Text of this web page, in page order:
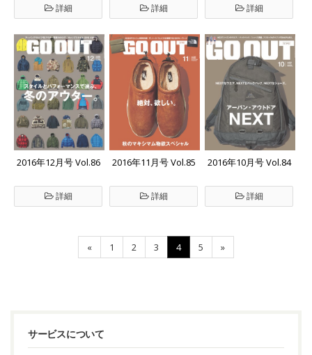
詳細 詳細 詳細
2016年12月号 Vol.86
詳細
2016年11月号 Vol.85
詳細
2016年10月号 Vol.84
詳細
« 1 2 3 4 5 »
サービスについて